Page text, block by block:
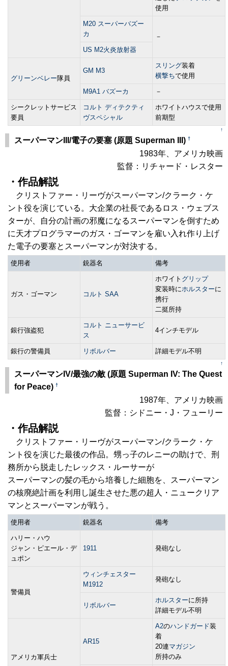
使用
M20 スーパーバズー
カ
－
US M2火炎放射器
グリーンベレー隊員
GM M3
スリング装着
横撃ちで使用
M9A1 バズーカ －
シークレットサービス
要員
コルト ディテクティ
ヴスペシャル
ホワイトハウスで使用
前期型
↑
スーパーマンIII/電子の要塞 (原題 Superman III) †
1983年、アメリカ映画
監督：リチャード・レスター
・作品解説
クリストファー・リーヴがスーパーマン/クラーク・ケ
ント役を演じている。大企業の社長であるロス・ウェブス
ターが、自分の計画の邪魔になるスーパーマンを倒すため
に天才プログラマーのガス・ゴーマンを雇い入れ作り上げ
た電子の要塞とスーパーマンが対決する。
使用者 銃器名 備考
ガス・ゴーマン コルト SAA
ホワイト グリップ
変装時にホルスターに
携行
二挺所持
銀行強盗犯
コルト ニューサービ
ス
4インチモデル
銀行の警備員 リボルバー 詳細モデル不明
↑
スーパーマンIV/最強の敵 (原題 Superman IV: The Quest
for Peace) †
1987年、アメリカ映画
監督：シドニー・J・フューリー
・作品解説
クリストファー・リーヴがスーパーマン/クラーク・ケ
ント役を演じた最後の作品。甥っ子のレニーの助けで、刑
務所から脱走したレックス・ルーサーが
スーパーマンの髪の毛から培養した細胞を、スーパーマン
の核廃絶計画を利用し誕生させた悪の超人・ニュークリア
マンとスーパーマンが戦う。
使用者 銃器名 備考
ハリー・ハウ
ジャン・ピエール・デ
ュポン
1911 発砲なし
警備員
ウィンチェスター
M1912
発砲なし
リボルバー
ホルスターに所持
詳細モデル不明
アメリカ軍兵士
AR15
A2のハンドガード装
着
20連マガジン
所持のみ